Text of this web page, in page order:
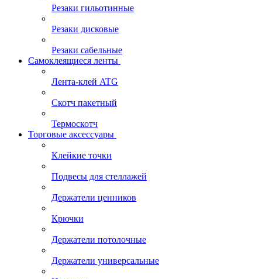
Резаки гильотинные
Резаки дисковые
Резаки сабельные
Самоклеящиеся ленты
Лента-клей ATG
Скотч пакетный
Термоскотч
Торговые аксессуары
Клейкие точки
Подвесы для стеллажей
Держатели ценников
Крючки
Держатели потолочные
Держатели универсальные